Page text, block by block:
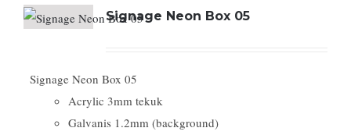
Signage Neon Box 05
Signage Neon Box 05
Acrylic 3mm tekuk
Galvanis 1.2mm (background)